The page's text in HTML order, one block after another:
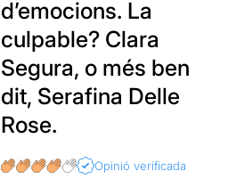
d’emocions. La
culpable? Clara
Segura, o més ben
dit, Serafina Delle
Rose.
Opinió verificada